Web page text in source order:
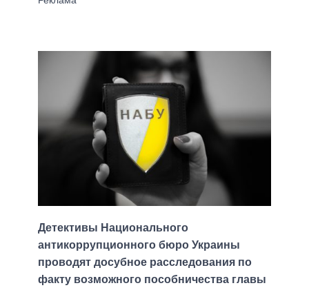
Детективы Национального
антикоррупционного бюро Украины
проводят досубное расследования по
факту возможного пособничества главы